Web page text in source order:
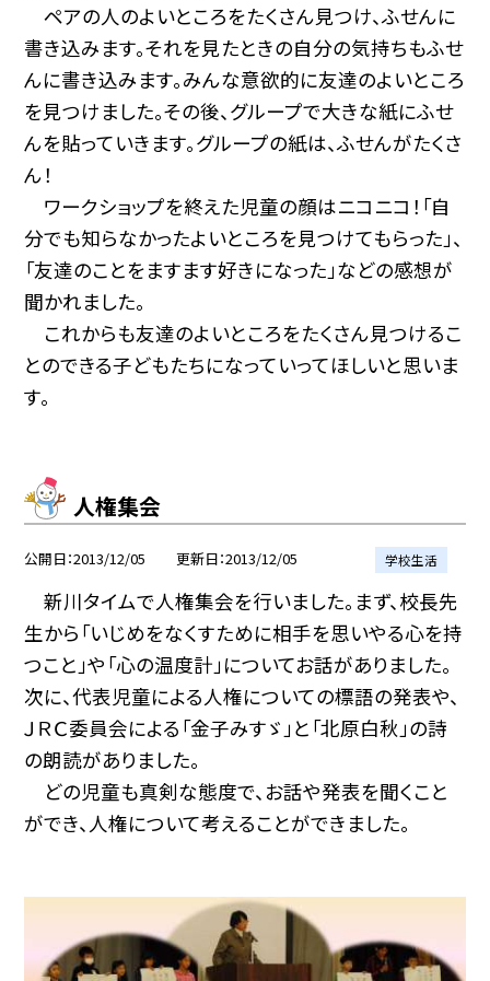
ペアの人のよいところをたくさん見つけ、ふせんに
書き込みます。それを見たときの自分の気持ちもふせ
んに書き込みます。みんな意欲的に友達のよいところ
を見つけました。その後、グループで大きな紙にふせ
んを貼っていきます。グループの紙は、ふせんがたくさ
ん！
ワークショップを終えた児童の顔はニコニコ！「自
分でも知らなかったよいところを見つけてもらった」、
「友達のことをますます好きになった」などの感想が
聞かれました。
これからも友達のよいところをたくさん見つけるこ
とのできる子どもたちになっていってほしいと思いま
す。
人権集会
公開日 2013/12/05 更新日 2013/12/05 学校生活
新川タイムで人権集会を行いました。まず、校長先
生から「いじめをなくすために相手を思いやる心を持
つこと」や「心の温度計」についてお話がありました。
次に、代表児童による人権についての標語の発表や、
ＪＲＣ委員会による「金子みすゞ」と「北原白秋」の詩
の朗読がありました。
どの児童も真剣な態度で、お話や発表を聞くこと
ができ、人権について考えることができました。